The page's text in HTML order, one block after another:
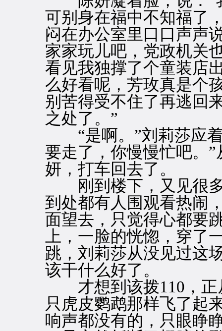
可别身在福中不知福了
闷在办公室里口口声声
家家玩儿吧，党政机关
看见我独撑了个童装店
么好看呢，芳玫真是个
别苦得受不住了再逃回
之处了。”
“是啊。”刘莉莎应着
要走了，你慢慢忙吧。
妍，打车回去了。
刚到楼下，又见很多
到处都有人围观看热闹
面望去，只觉得心都要
上，一脸的恍惚，穿了
跳，刘莉莎从没见过这
该干什么好了。
才想到该拨110，正
只虎皮鹦鹉那样飞了起
响声都没有的，只眼睁